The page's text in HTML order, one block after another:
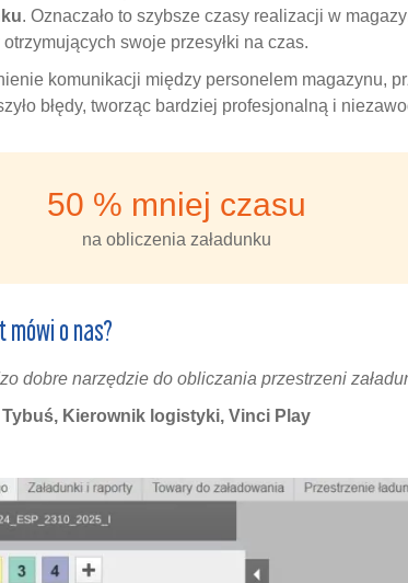
. Oznaczało to szybsze czasy realizacji w
swoje przesyłki na czas.
komunikacji między personelem magazynu,
błędy, tworząc bardziej profesjonalną i
50 % mniej czasu
na obliczenia załadunku
mówi o nas?
dobre narzędzie do obliczania przestrzeni
Tybuś, Kierownik logistyki, Vinci Play